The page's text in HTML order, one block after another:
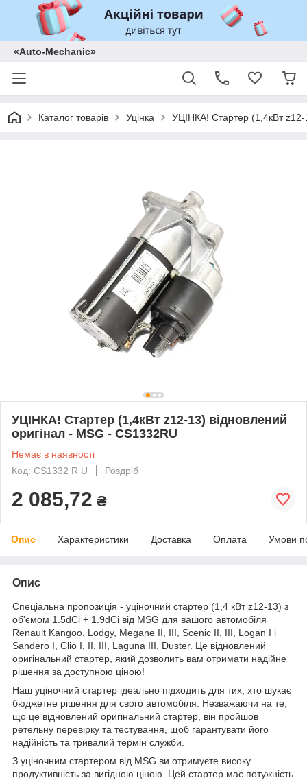
«Auto-Mechanic»
Каталог товарів Уцінка УЦІНКА! Стартер (1,4кВт z12-
УЦІНКА! Стартер (1,4кВт z12-13) відновлений
оригінал - MSG - CS1332RU
Немає в наявності
Код: CS1332 R U
Роздріб
2 085,72 ₴
Опис Характеристики Доставка Оплата Умови
Опис
Спеціальна пропозиція - уціночний стартер (1,4 кВт z12-13) з
об'ємом 1.5dCi + 1.9dCi від MSG для вашого автомобіля
Renault Kangoo, Lodgy, Megane II, III, Scenic II, III, Logan I і
Sandero I, Clio I, II, III, Laguna III, Duster. Це відновлений
оригінальний стартер, який дозволить вам отримати надійне
рішення за доступною ціною!
Наш уціночний стартер ідеально підходить для тих, хто шукає
бюджетне рішення для свого автомобіля. Незважаючи на те,
що це відновлений оригінальний стартер, він пройшов
ретельну перевірку та тестування, щоб гарантувати його
надійність та тривалий термін служби.
З уціночним стартером від MSG ви отримуєте високу
продуктивність за вигідною ціною. Цей стартер має потужність